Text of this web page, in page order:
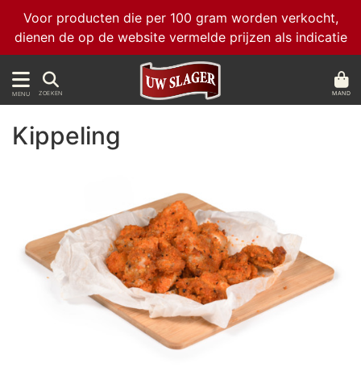
Voor producten die per 100 gram worden verkocht,
dienen de op de website vermelde prijzen als indicatie
MENU ZOEKEN MAND
Kippeling